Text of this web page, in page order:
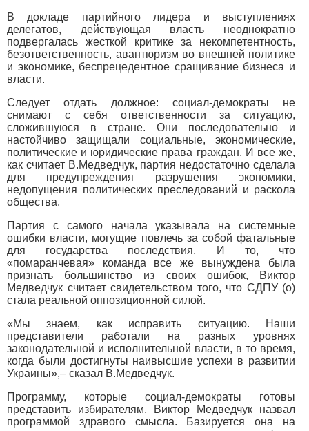
В докладе партийного лидера и выступлениях
делегатов, действующая власть неоднократно
подвергалась жесткой критике за некомпетентность,
безответственность, авантюризм во внешней политике
и экономике, беспрецедентное сращивание бизнеса и
власти.
Следует отдать должное: социал-демократы не
снимают с себя ответственности за ситуацию,
сложившуюся в стране. Они последовательно и
настойчиво защищали социальные, экономические,
политические и юридические права граждан. И все же,
как считает В.Медведчук, партия недостаточно сделала
для предупреждения разрушения экономики,
недопущения политических преследований и раскола
общества.
Партия с самого начала указывала на системные
ошибки власти, могущие повлечь за собой фатальные
для государства последствия. И то, что
«помаранчевая» команда все же вынуждена была
признать большинство из своих ошибок, Виктор
Медведчук считает свидетельством того, что СДПУ (о)
стала реальной оппозиционной силой.
«Мы знаем, как исправить ситуацию. Наши
представители работали на разных уровнях
законодательной и исполнительной власти, в то время,
когда были достигнуты наивысшие успехи в развитии
Украины»,– сказал В.Медведчук.
Программу, которые социал-демократы готовы
представить избирателям, Виктор Медведчук назвал
программой здравого смысла. Базируется она на